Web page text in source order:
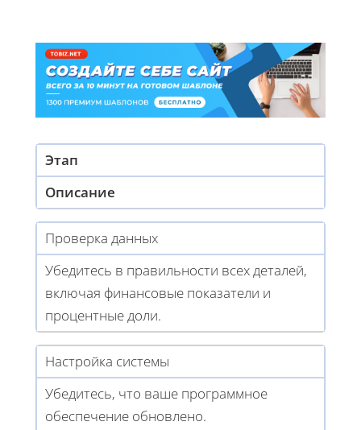
Этап
Описание
Проверка данных
Убедитесь в правильности всех деталей,
включая финансовые показатели и
процентные доли.
Настройка системы
Убедитесь, что ваше программное
обеспечение обновлено.